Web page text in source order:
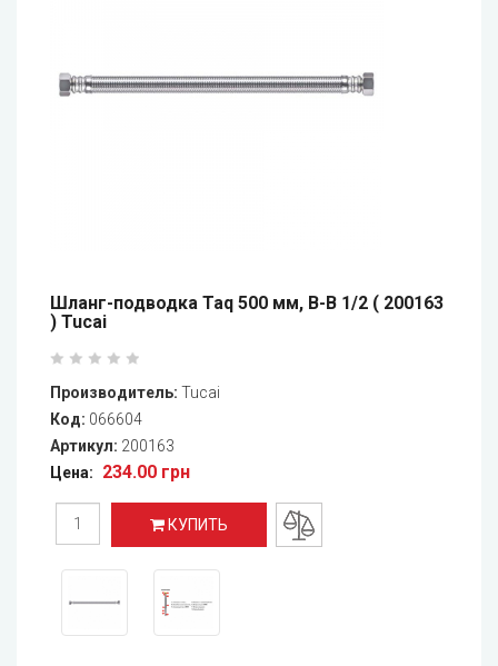
Шланг-подводка Taq 500 мм, В-В 1/2 ( 200163
) Tucai
Производитель: Tucai
Код: 066604
Артикул: 200163
Цена:
234.00 грн
КУПИТЬ